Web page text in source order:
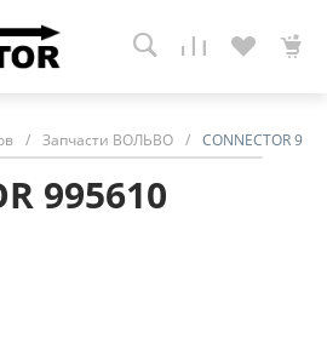
/ Запчасти ВОЛЬВО / CONNECTOR
995610